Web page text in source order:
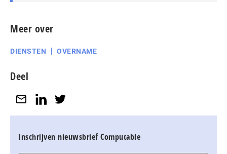
Meer over
DIENSTEN OVERNAME
Deel
Inschrijven nieuwsbrief Computable